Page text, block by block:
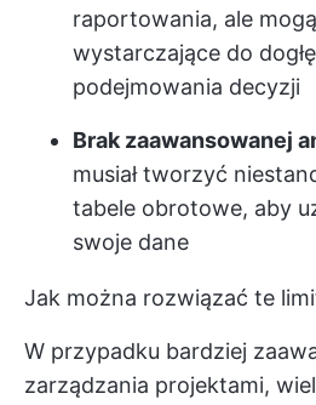
raportowania, ale
wystarczające do
podejmowania decyzji
Brak zaawansowanej
musiał tworzyć
tabele obrotowe, aby
swoje dane
Jak można rozwiązać te
W przypadku bardziej
zarządzania projektami,